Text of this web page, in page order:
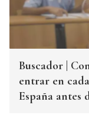
Buscador |
entrar en
España antes